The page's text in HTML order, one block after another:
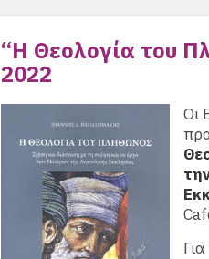
“Η Θεολογία του
2022
Οι